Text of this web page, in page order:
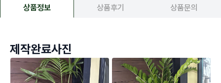
상품정보 상품후기 상품문의
제작완료사진